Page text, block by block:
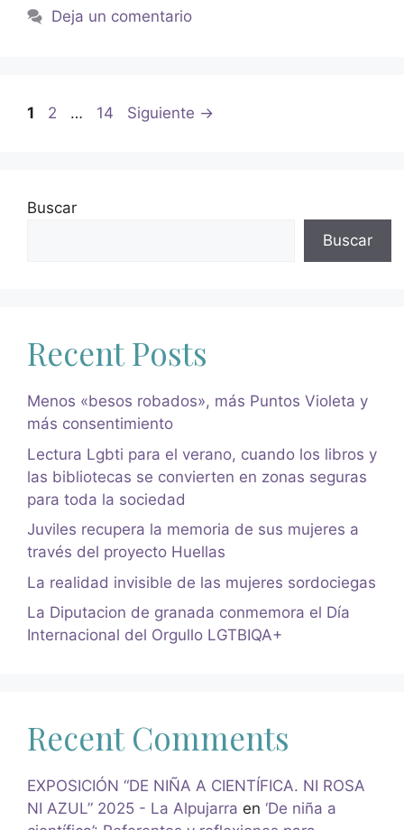
Deja un comentario
1 2 … 14 Siguiente →
Buscar
Buscar
Recent Posts
Menos «besos robados», más Puntos Violeta y
más consentimiento
Lectura Lgbti para el verano, cuando los libros y
las bibliotecas se convierten en zonas seguras
para toda la sociedad
Juviles recupera la memoria de sus mujeres a
través del proyecto Huellas
La realidad invisible de las mujeres sordociegas
La Diputacion de granada conmemora el Día
Internacional del Orgullo LGTBIQA+
Recent Comments
EXPOSICIÓN “DE NIÑA A CIENTÍFICA. NI ROSA
NI AZUL” 2025 - La Alpujarra en ‘De niña a